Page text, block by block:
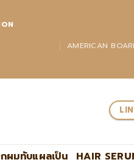
AMERICAN
ผมทับแผลเป็น HAIR